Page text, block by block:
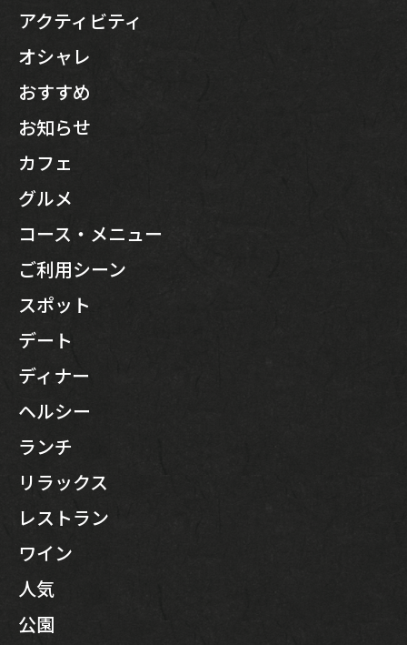
アクティビティ
オシャレ
おすすめ
お知らせ
カフェ
グルメ
コース・メニュー
ご利用シーン
スポット
デート
ディナー
ヘルシー
ランチ
リラックス
レストラン
ワイン
人気
公園